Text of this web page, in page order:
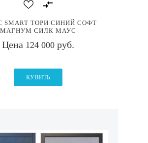
SMART ТОРИ СИНИЙ СОФТ
МАГНУМ СИЛК МАУС
Цена124 000 руб.
КУПИТЬ